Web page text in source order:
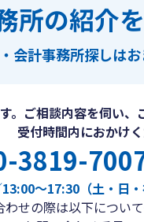
所の紹介
会計事務所探しは
。ご相談内容を伺い
受付時間内におかけく
3819-
〜17:30（土・日
わせの際は以下につい